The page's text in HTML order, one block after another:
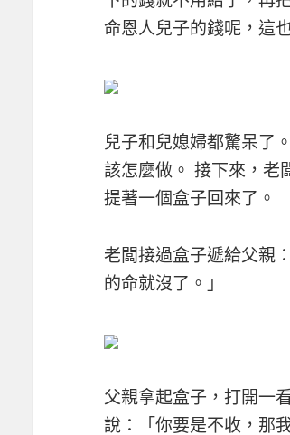
命恩人兒子的錢呢，這
兒子和兒媳婦都驚呆了
該怎麼做。 接下來，老
提著一個盒子回來了。
老闆接過盒子遞給父親
的命就沒了。」
父親拿起盒子，打開一
說：「你要是不收，那